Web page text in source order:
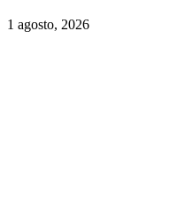
1 agosto, 2026